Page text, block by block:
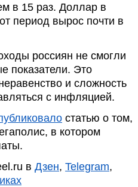
в 15 раз. Доллар в
период вырос почти в
россиян не смогли
показатели. Это
и сложность
с инфляцией.
статью о том,
в котором
в Дзен, Telegram,